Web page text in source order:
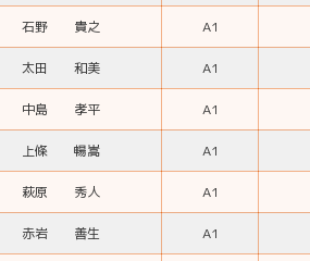
石野 貴之 A1
太田 和美 A1
中島 孝平 A1
上條 暢嵩 A1
萩原 秀人 A1
赤岩 善生 A1